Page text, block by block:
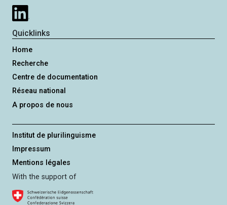
Quicklinks
Home
Recherche
Centre de documentation
Réseau national
A propos de nous
Institut de plurilinguisme
Impressum
Mentions légales
With the support of